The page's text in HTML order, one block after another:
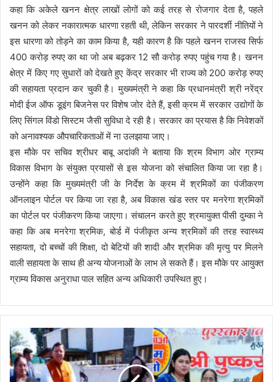
कहा कि अकेले खनन क्षेत्र लाखों लोगों को कई तरह से रोजगार देता है, पहले
खनन को लेकर नकारात्मक धारणा रहती थी, लेकिन सरकार ने पारदर्शी नीतियों ने
इस धारणा को तोड़ने का काम किया है, यही कारण है कि पहले खनन राजस्व सिर्फ
400 करोड़ रुपए का था जो अब बढ़कर 12 सौ करोड़ रुपए पहुंच गया है। खनन
क्षेत्र में किए गए सुधारों को देखते हुए केंद्र सरकार भी राज्य को 200 करोड़ रुपए
की सहायता प्रदान कर चुकी है। मुख्यमंत्री ने कहा कि प्रधानमंत्री श्री नरेंद्र
मोदी ईज ऑफ डूइंग बिजनेस पर विशेष जोर देते हैं, इसी क्रम में सरकार उद्योगों के
लिए सिंगल विंडो सिस्टम जैसी सुविधा दे रही है। सरकार का प्रयास है कि निवेशकों
को अनावश्यक औपचारिकताओं में ना उलझाया जाए।
इस मौके पर सचिव श्रीधर बाबू अदांकी ने बताया कि श्रम विभाग ओर ग्राम्य
विकास विभाग के संयुक्त प्रयासों से इस योजना को संचालित किया जा रहा है।
उन्होंने कहा कि मुख्यमंत्री जी के निर्देश के क्रम में श्रमिकों का पंजीकरण
ऑनलाइन पोर्टल पर किया जा रहा है, अब विकास खंड स्तर पर मनरेगा श्रमिकों
का पोर्टल पर पंजीकरण किया जाएगा। संचालन करते हुए श्रमायुक्त पीसी दुम्का ने
कहा कि अब मनरेगा श्रमिक, बोर्ड में पंजीकृत अन्य श्रमिकों की तरह स्वास्थ्य
सहायता, दो बच्चों की शिक्षा, दो बेटियों की शादी और श्रमिक की मृत्यु पर मिलने
वाली सहायता के साथ ही अन्य योजनाओं के लाभ ले सकते हैं। इस मौके पर आयुक्त
ग्राम्य विकास अनुराधा पाल सहित अन्य अधिकारी उपस्थित हुए।